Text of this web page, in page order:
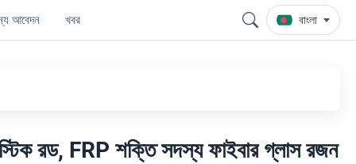
আবেদন খবর বাংলা
রড, FRP শক্তি সদস্য ফাইবার গ্লাস রজন